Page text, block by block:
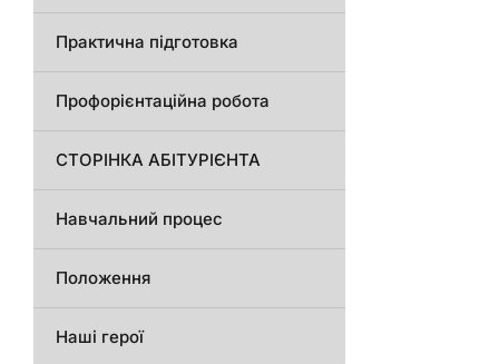
Практична підготовка
Профорієнтаційна робота
СТОРІНКА АБІТУРІЄНТА
Навчальний процес
Положення
Наші герої